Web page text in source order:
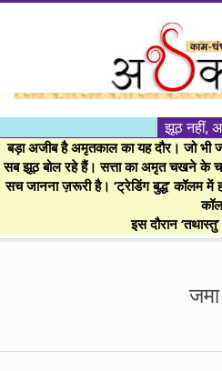
।।
अर्थकाम।।
BE
FINANCIALLY
झूठ नहीं,
बड़ा अजीब है अमृतकाल का यह दौर। जो भी
सब झूठ बोल रहे हैं। सत्ता का अमृत चखने के
सच जानना ज़रूरी है। ‘ट्रेडिंग बुद्ध’ कॉलम
इस दौरान
जमा